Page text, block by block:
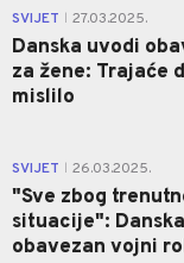
SVIJET 27.03.2025.
Danska uvodi
za žene: Trajaće
mislilo
SVIJET 26.03.2025.
"Sve zbog
situacije":
obavezan vojni